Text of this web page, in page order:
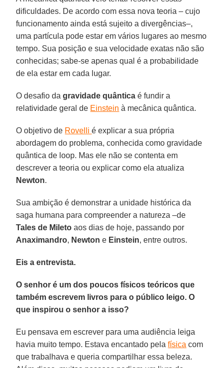
dificuldades. De acordo com essa nova teoria – cujo
funcionamento ainda está sujeito a divergências–,
uma partícula pode estar em vários lugares ao mesmo
tempo. Sua posição e sua velocidade exatas não são
conhecidas; sabe-se apenas qual é a probabilidade
de ela estar em cada lugar.
O desafio dagravidade quântica é fundir a
relatividade geral de Einstein à mecânica quântica.
O objetivo de Rovellié explicar a sua própria
abordagem do problema, conhecida como gravidade
quântica de loop. Mas ele não se contenta em
descrever a teoria ou explicar como ela atualiza
Newton.
Sua ambição é demonstrar a unidade histórica da
saga humana para compreender a natureza –de
Tales de Mileto aos dias de hoje, passando por
Anaximandro, Newton e Einstein, entre outros.
Eis a entrevista.
O senhor é um dos poucos físicos teóricos que
também escrevem livros para o público leigo. O
que inspirou o senhor a isso?
Eu pensava em escrever para uma audiência leiga
havia muito tempo. Estava encantado pelafísica com
que trabalhava e queria compartilhar essa beleza.